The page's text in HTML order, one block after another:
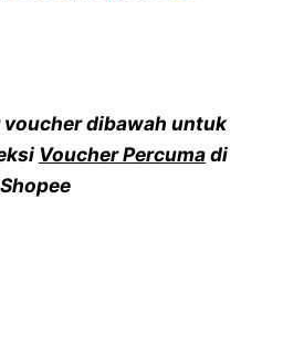
dibawah untuk
Voucher Percumadi
Shopee